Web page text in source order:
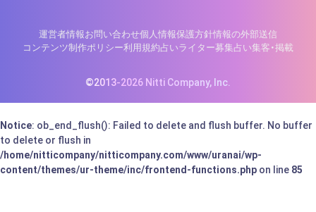
運営者情報お問い合わせ個人情報保護方針情報の外部送信
コンテンツ制作ポリシー利用規約占いライター募集占い集客・掲載
©2013-2026 Nitti Company, Inc.
Notice: ob_end_flush(): Failed to delete and flush buffer. No buffer
to delete or flush in
/home/nitticompany/nitticompany.com/www/uranai/wp-
content/themes/ur-theme/inc/frontend-functions.php on line 85